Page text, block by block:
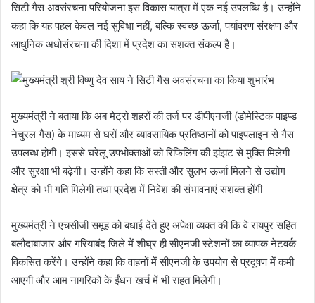
सिटी गैस अवसंरचना परियोजना इस विकास यात्रा में एक नई उपलब्धि है। उन्होंने
कहा कि यह पहल केवल नई सुविधा नहीं, बल्कि स्वच्छ ऊर्जा, पर्यावरण संरक्षण और
आधुनिक अधोसंरचना की दिशा में प्रदेश का सशक्त संकल्प है।
मुख्यमंत्री ने बताया कि अब मेट्रो शहरों की तर्ज पर डीपीएनजी (डोमेस्टिक पाइप्ड
नेचुरल गैस) के माध्यम से घरों और व्यावसायिक प्रतिष्ठानों को पाइपलाइन से गैस
उपलब्ध होगी। इससे घरेलू उपभोक्ताओं को रिफिलिंग की झंझट से मुक्ति मिलेगी
और सुरक्षा भी बढ़ेगी। उन्होंने कहा कि सस्ती और सुलभ ऊर्जा मिलने से उद्योग
क्षेत्र को भी गति मिलेगी तथा प्रदेश में निवेश की संभावनाएं सशक्त होंगी
मुख्यमंत्री ने एचसीजी समूह को बधाई देते हुए अपेक्षा व्यक्त की कि वे रायपुर सहित
बलौदाबाजार और गरियाबंद जिले में शीघ्र ही सीएनजी स्टेशनों का व्यापक नेटवर्क
विकसित करेंगे। उन्होंने कहा कि वाहनों में सीएनजी के उपयोग से प्रदूषण में कमी
आएगी और आम नागरिकों के ईंधन खर्च में भी राहत मिलेगी।